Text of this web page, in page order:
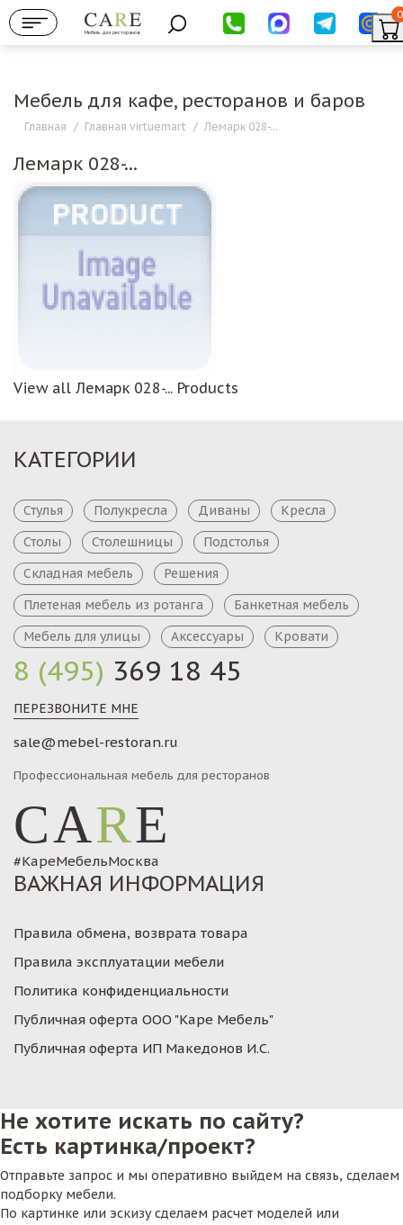
Мебель для ресторанов
0
Мебель для кафе, ресторанов и баров
Главная / Главная virtuemart / Лемарк 028-...
Лемарк 028-...
View all Лемарк 028-... Products
8 (495) 369 18 45
ПЕРЕЗВОНИТЕ МНЕ
sale@mebel-restoran.ru
Профессиональная мебель для ресторанов
CARE
#КареМебельМосква
КАТЕГОРИИ
Стулья Полукресла Диваны
Кресла
Столы
Столешницы
Подстолья
Складная мебель
Решения
Плетеная мебель из ротанга
Банкетная мебель
Мебель для улицы
Аксессуары Кровати
ВАЖНАЯ ИНФОРМАЦИЯ
Правила обмена, возврата товара
Правила эксплуатации мебели
Политика конфиденциальности
Публичная оферта ООО "Каре Мебель"
Публичная оферта ИП Македонов И.С.
Не хотите искать по сайту?
Есть картинка/проект?
Отправьте запрос и мы оперативно выйдем на связь, сделаем
подборку мебели.
По картинке или эскизу сделаем расчет моделей или